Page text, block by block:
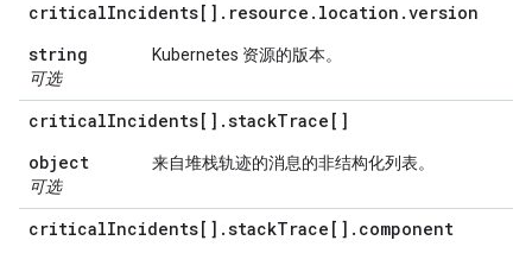
criticalIncidents[] . resource . location .version
string
可选
Kubernetes 资源的版本。
criticalIncidents[] .stackTrace[]
object
可选
来自堆栈轨迹的消息的非结构化列表。
criticalIncidents[] .stackTrace[] . component